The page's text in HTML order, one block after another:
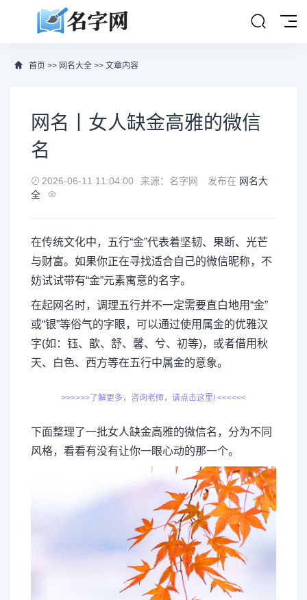
首页 >> 网名大全 >> 文章内容
网名丨女人缺金高雅的微信
名
2026-06-11 11:04:00 来源：名字网 发布在 网名大
全
在传统文化中，五行“金”代表着坚韧、果断、光芒
与财富。如果你正在寻找适合自己的微信昵称，不
妨试试带有“金”元素寓意的名字。
在起网名时，调理五行并不一定需要直白地用“金”
或“银”等俗气的字眼，可以通过使用属金的优雅汉
字(如：钰、歆、舒、馨、兮、初等)，或者借用秋
天、白色、西方等在五行中属金的意象。
>>>>>>了解更多，咨询老师，请点击这里! <<<<<<
下面整理了一批女人缺金高雅的微信名，分为不同
风格，看看有没有让你一眼心动的那一个。